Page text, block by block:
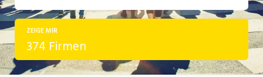
ZEIGE MIR
374 Firmen